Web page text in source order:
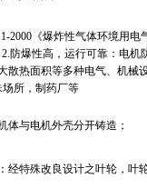
2000 《爆炸性气体环境用电
2.防爆性高，运行可靠：电机
散热面积等多种电气、机械
所，制药厂等
体与电机外壳分开铸造；
经特殊改良设计之叶轮，叶